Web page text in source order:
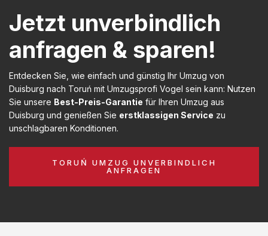
Jetzt unverbindlich
anfragen & sparen!
Entdecken Sie, wie einfach und günstig Ihr Umzug von
Duisburg nach Toruń mit Umzugsprofi Vogel sein kann: Nutzen
Sie unsere Best-Preis-Garantie für Ihren Umzug aus
Duisburg und genießen Sie erstklassigen Service zu
unschlagbaren Konditionen.
TORUŃ UMZUG UNVERBINDLICH
ANFRAGEN